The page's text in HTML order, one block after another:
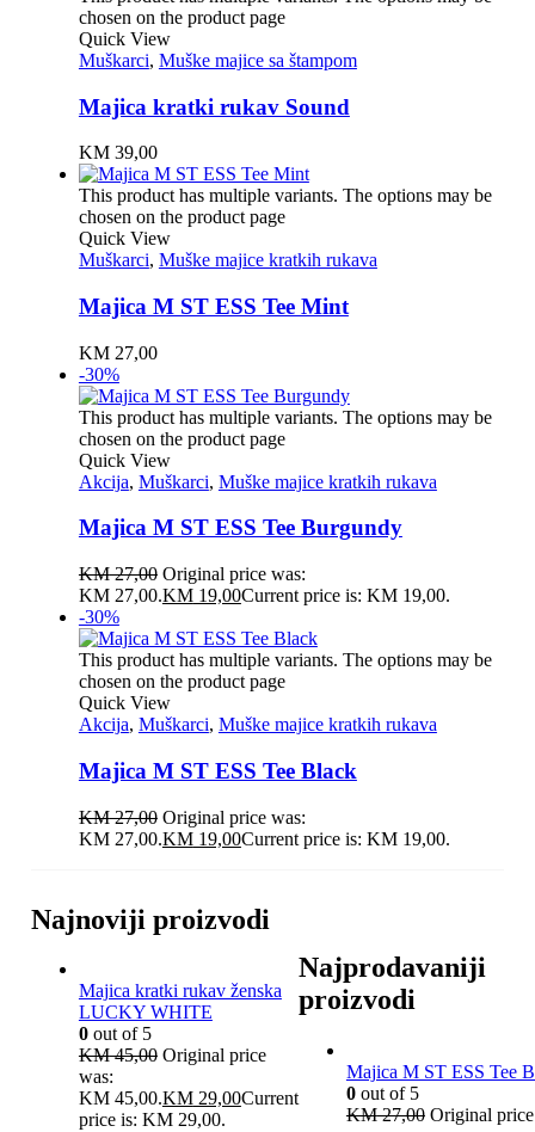
chosen on the product page
Quick View
Muškarci, Muške majice sa štampom
Majica kratki rukav Sound
KM39,00
This product has multiple variants. The options may be
chosen on the product page
Quick View
Muškarci, Muške majice kratkih rukava
Majica M ST ESS Tee Mint
KM27,00
-30%
This product has multiple variants. The options may be
chosen on the product page
Quick View
Akcija, Muškarci, Muške majice kratkih rukava
Majica M ST ESS Tee Burgundy
KM27,00 Original price was:
KM 27,00.KM19,00Current price is: KM 19,00.
-30%
This product has multiple variants. The options may be
chosen on the product page
Quick View
Akcija, Muškarci, Muške majice kratkih rukava
Majica M ST ESS Tee Black
KM27,00 Original price was:
KM 27,00.KM19,00Current price is: KM 19,00.
Najnoviji proizvodi
Majica kratki rukav ženska
LUCKY WHITE
0out of 5
KM45,00 Original price
was:
KM 45,00.KM29,00Current
price is: KM 29,00.
Najprodavaniji
proizvodi
Majica M ST ESS Tee
0out of 5
KM27,00 Original price